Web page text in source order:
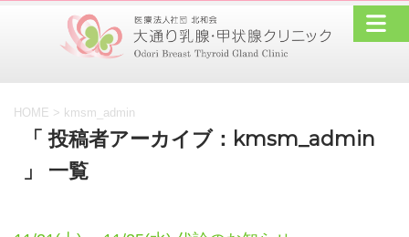
HOME > kmsm_admin
「 投稿者アーカイブ：kmsm_admin
」 一覧